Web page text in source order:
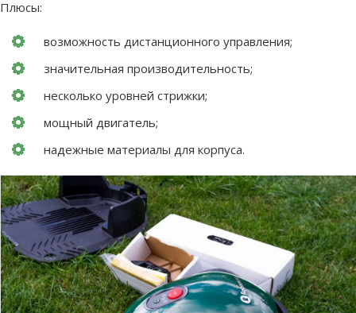
Плюсы:
возможность дистанционного управления;
значительная производительность;
несколько уровней стрижки;
мощный двигатель;
надежные материалы для корпуса.